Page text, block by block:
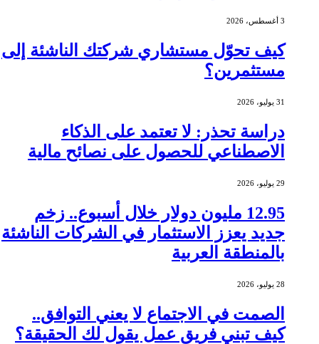
3 أغسطس، 2026
كيف تحوّل مستشاري شركتك الناشئة إلى
مستثمرين؟
31 يوليو، 2026
دراسة تحذر: لا تعتمد على الذكاء
الاصطناعي للحصول على نصائح مالية
29 يوليو، 2026
12.95 مليون دولار خلال أسبوع.. زخم
جديد يعزز الاستثمار في الشركات الناشئة
بالمنطقة العربية
28 يوليو، 2026
الصمت في الاجتماع لا يعني التوافق..
كيف تبني فريق عمل يقول لك الحقيقة؟